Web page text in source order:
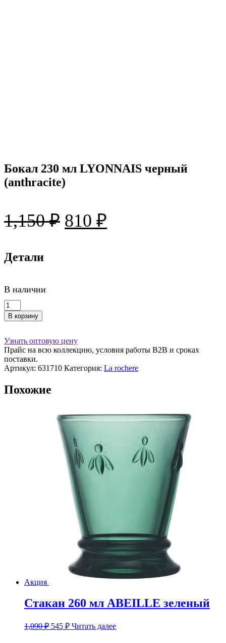
Бокал 230 мл LYONNAIS черный
(anthracite)
1,150₽ Первоначальная
810 ₽
Детали
В наличии
Количество
товара
Бокал
мл
LYONNAIS
черный
(anthracite)
В корзину
Узнать оптовую цену
Прайс на всю коллекцию, условия работы В2В и сроках
поставки.
Артикул: 631710 Категория: La rochere
Похожие
Акция
Стакан 260 мл ABEILLE зеленый
1,090₽ Первоначальная
545 ₽Текущая
Читать далее